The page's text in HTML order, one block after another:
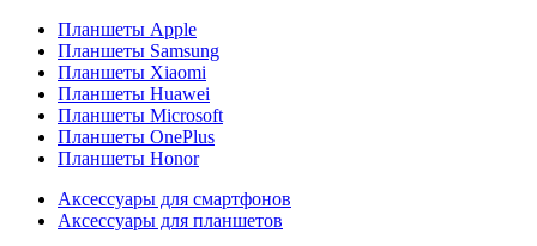
Планшеты Apple
Планшеты Samsung
Планшеты Xiaomi
Планшеты Huawei
Планшеты Microsoft
Планшеты OnePlus
Планшеты Honor
Аксессуары для смартфонов
Аксессуары для планшетов